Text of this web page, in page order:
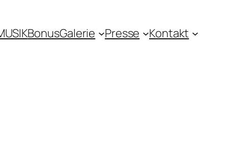
BonusGalerie Presse Kontakt